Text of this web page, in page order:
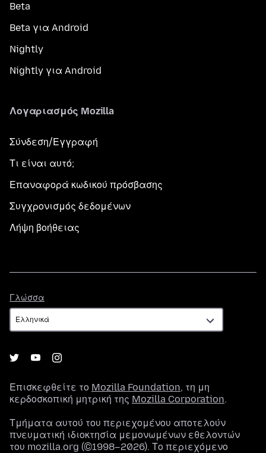
Beta
Beta για Android
Nightly
Nightly για Android
Λογαριασμός Mozilla
Σύνδεση/Εγγραφή
Τι είναι αυτό;
Επαναφορά κωδικού πρόσβασης
Συγχρονισμός δεδομένων
Λήψη βοήθειας
Γλώσσα
Επισκεφθείτε το Mozilla Foundation, τη μη
κερδοσκοπική μητρική της Mozilla Corporation.
Τμήματα αυτού του περιεχομένου αποτελούν
πνευματική ιδιοκτησία μεμονωμένων εθελοντών
του mozilla.org (©1998–2026). Το περιεχόμενο